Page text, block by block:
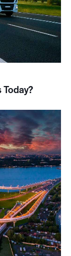
Today?